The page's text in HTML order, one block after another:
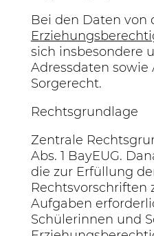
Bei den Daten von
sich insbesondere
Adressdaten sowie
Sorgerecht.
Rechtsgrundlage
Zentrale
Abs. 1 BayEUG.
die zur Erfüllung
Rechtsvorschriften
Aufgaben
Schülerinnen und